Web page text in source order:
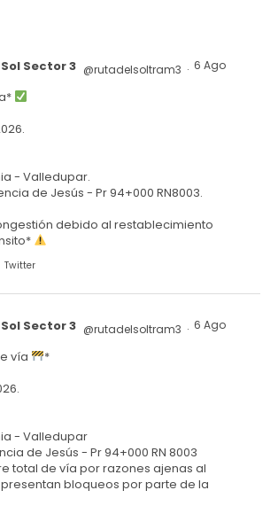
Sector 3 @rutadelsoltram3 · 6 Ago
- Valledupar.
de Jesús - Pr 94+000 RN8003.
debido al restablecimiento
Twitter
Sector 3 @rutadelsoltram3 · 6 Ago
vía
*
- Valledupar
de Jesús - Pr 94+000 RN 8003
total de vía por razones ajenas al
bloqueos por parte de la